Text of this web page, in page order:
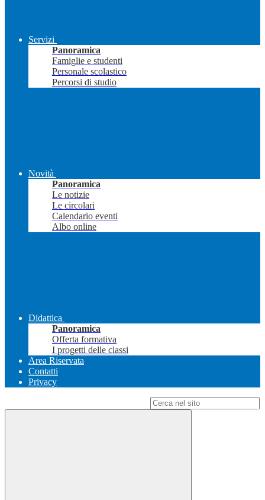
Servizi
Panoramica
Famiglie e studenti
Personale scolastico
Percorsi di studio
Novità
Panoramica
Le notizie
Le circolari
Calendario eventi
Albo online
Didattica
Panoramica
Offerta formativa
I progetti delle classi
Area Riservata
Contatti
Privacy